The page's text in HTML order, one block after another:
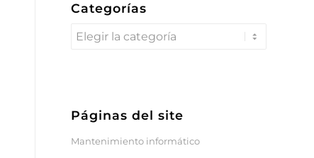
Categorías
Categorías
Páginas del site
Mantenimiento informático